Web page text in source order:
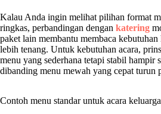
Kalau Anda ingin melihat pilihan format
ringkas, perbandingan dengan katering
paket lain membantu membaca kebutuhan
lebih tenang. Untuk kebutuhan acara,
menu yang sederhana tetapi stabil hampir
dibanding menu mewah yang cepat turun
Contoh menu standar untuk acara keluarga